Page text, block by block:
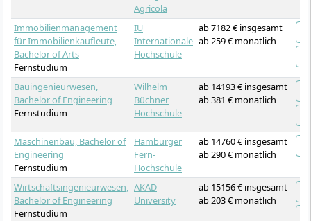
Agricola
Immobilienmanagement
für Immobilienkaufleute,
Bachelor of Arts
Fernstudium
IU
Internationale
Hochschule
ab 7182 € insgesamt
ab 259 € monatlich
Bauingenieurwesen,
Bachelor of Engineering
Fernstudium
Wilhelm
Büchner
Hochschule
ab 14193 € insgesamt
ab 381 € monatlich
Maschinenbau, Bachelor of
Engineering
Fernstudium
Hamburger
Fern-
Hochschule
ab 14760 € insgesamt
ab 290 € monatlich
Wirtschaftsingenieurwesen,
Bachelor of Engineering
Fernstudium
AKAD
University
ab 15156 € insgesamt
ab 203 € monatlich